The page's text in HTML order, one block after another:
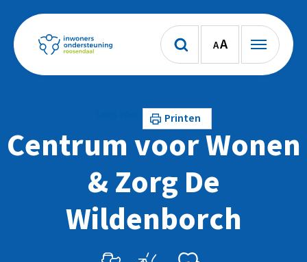
AA
Printen
Centrum voor Wonen
& Zorg De
Wildenborch